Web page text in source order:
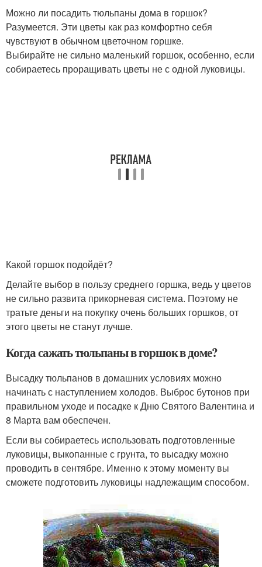
Можно ли посадить тюльпаны дома в горшок?
Разумеется. Эти цветы как раз комфортно себя
чувствуют в обычном цветочном горшке.
Выбирайте не сильно маленький горшок, особенно, если
собираетесь проращивать цветы не с одной луковицы.
Какой горшок подойдёт?
Делайте выбор в пользу среднего горшка, ведь у цветов
не сильно развита прикорневая система. Поэтому не
тратьте деньги на покупку очень больших горшков, от
этого цветы не станут лучше.
Когда сажать тюльпаны в горшок в доме?
Высадку тюльпанов в домашних условиях можно
начинать с наступлением холодов. Выброс бутонов при
правильном уходе и посадке к Дню Святого Валентина и
8 Марта вам обеспечен.
Если вы собираетесь использовать подготовленные
луковицы, выкопанные с грунта, то высадку можно
проводить в сентябре. Именно к этому моменту вы
сможете подготовить луковицы надлежащим способом.